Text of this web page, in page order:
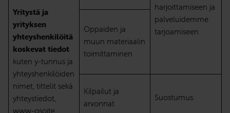
Yritystä ja
yrityksen
yhteyshenkilöitä
koskevat tiedot
kuten y-tunnus ja
yhteyshenkilöiden
nimet, tittelit sekä
yhteystiedot,
www-osoite
harjoittamiseen ja
palveluidemme
tarjoamiseen
Oppaiden ja
muun materiaalin
toimittaminen
Kilpailut ja
arvonnat
Suostumus